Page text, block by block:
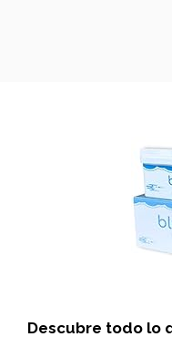
Descubre todo lo